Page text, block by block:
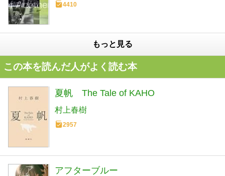
4410
もっと見る
この本を読んだ人がよく読む本
夏帆 The Tale of KAHO
村上春樹
2957
アフターブルー